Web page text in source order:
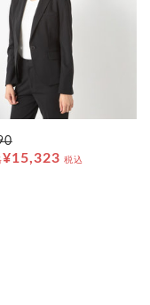
¥15,323 税込